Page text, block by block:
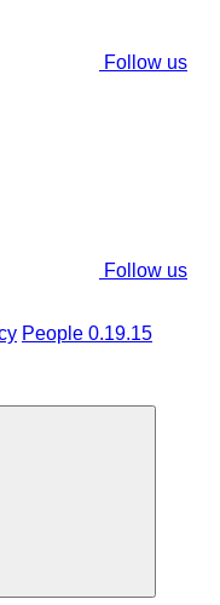
Follow us
Follow us
People 0.19.15